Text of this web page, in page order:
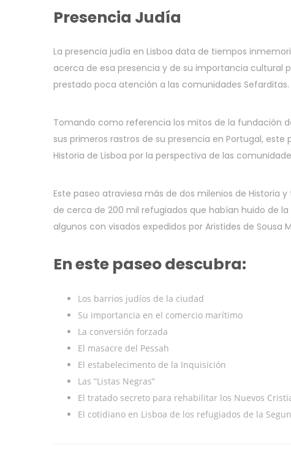
Presencia Judía
La presencia judía en Lisboa data de tiempos
acerca de esa presencia y de su importancia cultural
prestado poca atención a las comunidades Sefarditas.
Tomando como referencia los mitos de la fundación
sus primeros rastros de su presencia en Portugal,
Historia de Lisboa por la perspectiva de las
Este paseo atraviesa más de dos milenios de Historia
de cerca de 200 mil refugiados que habían huido de
algunos con visados expedidos por Aristides de Sousa
En este paseo descubra:
Los barrios judíos de la ciudad
Su importancia en el comercio marítimo
La conversión forzada
El masacre del Pessah
El estabelecimento de la Inquisición
Las “Listas Negras”
El tratado secreto para rehabilitar los Nuevos
El cotidiano en Lisboa de los refugiados de la